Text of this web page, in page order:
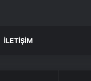
İLETIŞIM